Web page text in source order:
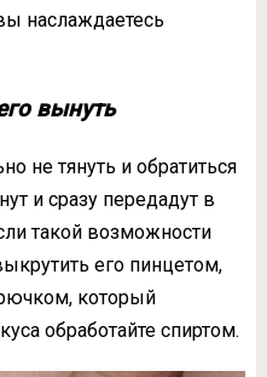
наслаждаетесь
вынуть
не тянуть и обратиться
и сразу передадут в
такой возможности
его пинцетом,
который
обработайте спиртом.